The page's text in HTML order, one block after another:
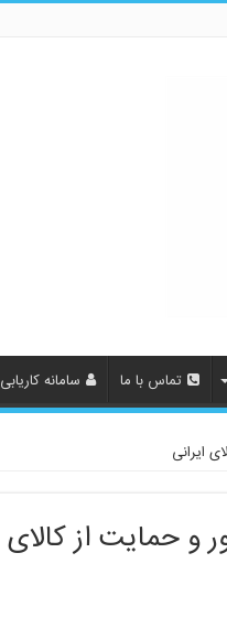
تماس با ما سامانه کاریابی
ایرانی
و حمایت از کالای